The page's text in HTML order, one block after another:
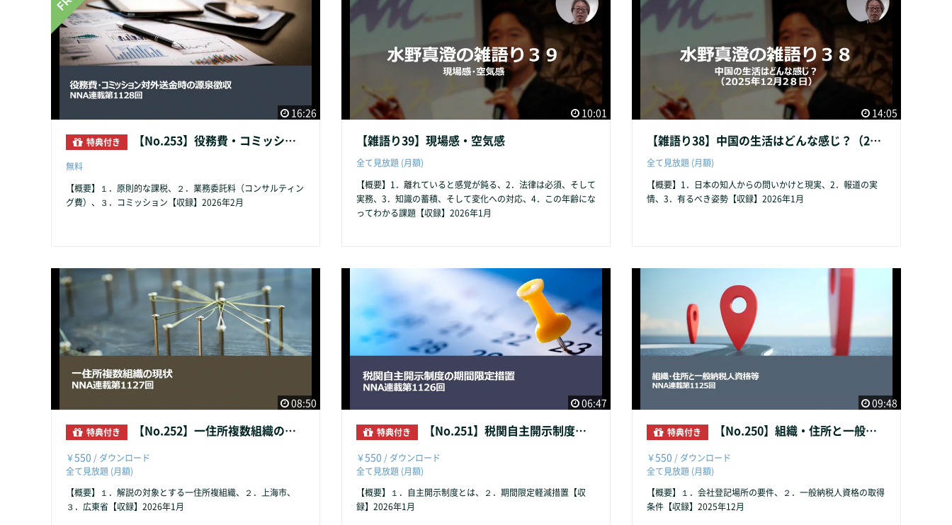
16:26
特典付き 【No.253】役務費・コミッション対外送金時の源泉徴収
無料
【概要】１．原則的な課税、２．業務委託料（コンサルティン
グ費）、３．コミッション【収録】2026年2月
10:01
【雑語り39】現場感・空気感
全て見放題 (月額)
【概要】1．離れていると感覚が鈍る、2．法律は必須、そして
実務、3．知識の蓄積、そして変化への対応、4．この年齢にな
ってわかる課題【収録】2026年1月
14:05
【雑語り38】中国の生活はどんな感じ？（2025年12月2８日）
全て見放題 (月額)
【概要】1．日本の知人からの問いかけと現実、2．報道の実
情、3．有るべき姿勢【収録】2026年1月
08:50
特典付き 【No.252】一住所複数組織の現状
￥550 / ダウンロード
全て見放題 (月額)
【概要】１．解説の対象とする一住所複組織、２．上海市、
３．広東省【収録】2026年1月
06:47
特典付き 【No.251】税関自主開示制度の期間限定措置
￥550 / ダウンロード
全て見放題 (月額)
【概要】１．自主開示制度とは、２．期間限定軽減措置【収
録】2026年1月
09:48
特典付き 【No.250】組織・住所と一般納税人資格等
￥550 / ダウンロード
全て見放題 (月額)
【概要】１．会社登記場所の要件、２．一般納税人資格の取得
条件【収録】2025年12月